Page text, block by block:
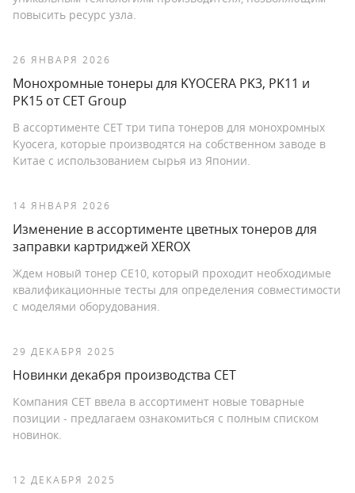
повысить ресурс узла.
26 ЯНВАРЯ 2026
Монохромные тонеры для KYOCERA PK3, PK11 и
PK15 от CET Group
В ассортименте CET три типа тонеров для монохромных
Kyocera, которые производятся на собственном заводе в
Китае с использованием сырья из Японии.
14 ЯНВАРЯ 2026
Изменение в ассортименте цветных тонеров для
заправки картриджей XEROX
Ждем новый тонер CE10, который проходит необходимые
квалификационные тесты для определения совместимости
с моделями оборудования.
29 ДЕКАБРЯ 2025
Новинки декабря производства СЕТ
Компания CET ввела в ассортимент новые товарные
позиции - предлагаем ознакомиться с полным списком
новинок.
12 ДЕКАБРЯ 2025